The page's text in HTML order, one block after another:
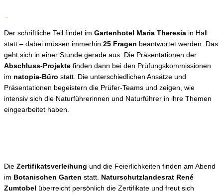
Der schriftliche Teil findet im Gartenhotel Maria Theresia in Hall
statt – dabei müssen immerhin 25 Fragen beantwortet werden. Das
geht sich in einer Stunde gerade aus. Die Präsentationen der
Abschluss-Projekte finden dann bei den Prüfungskommissionen
im natopia-Büro statt. Die unterschiedlichen Ansätze und
Präsentationen begeistern die Prüfer-Teams und zeigen, wie
intensiv sich die Naturführerinnen und Naturführer in ihre Themen
eingearbeitet haben.
Die Zertifikatsverleihung und die Feierlichkeiten finden am Abend
im Botanischen Garten statt. Naturschutzlandesrat René
Zumtobel überreicht persönlich die Zertifikate und freut sich